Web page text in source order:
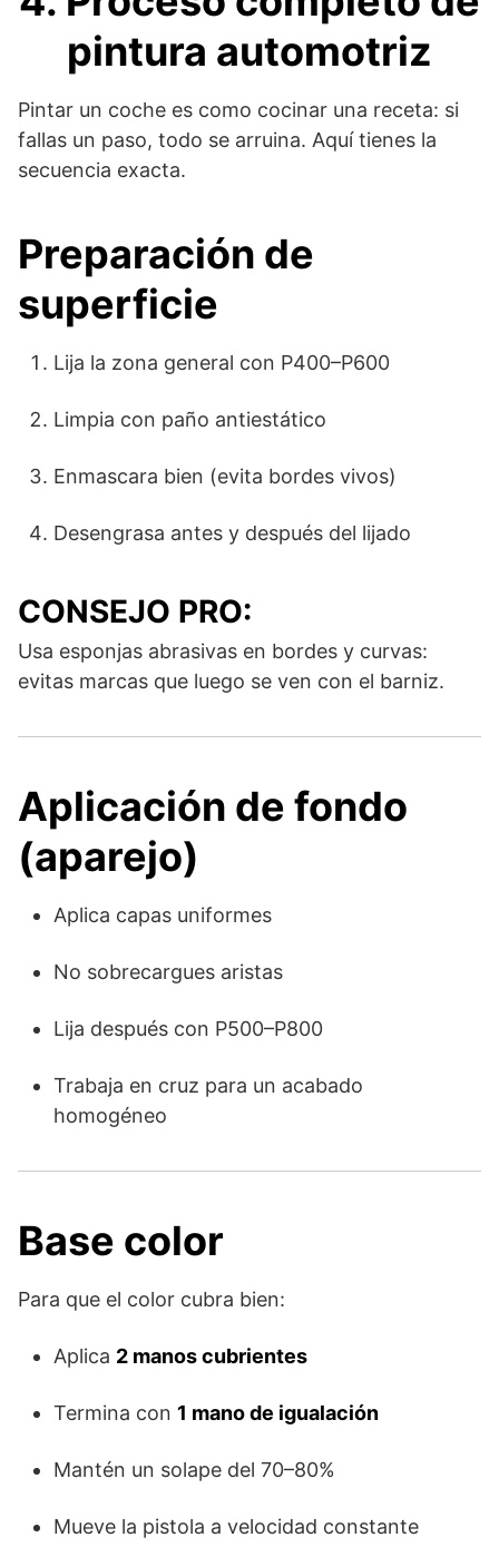
pintura automotriz
Pintar un coche es como cocinar una receta: si
fallas un paso, todo se arruina. Aquí tienes la
secuencia exacta.
Preparación de
superficie
Lija la zona general con P400–P600
Limpia con paño antiestático
Enmascara bien (evita bordes vivos)
Desengrasa antes y después del lijado
CONSEJO PRO:
Usa esponjas abrasivas en bordes y curvas:
evitas marcas que luego se ven con el barniz.
Aplicación de fondo
(aparejo)
Aplica capas uniformes
No sobrecargues aristas
Lija después con P500–P800
Trabaja en cruz para un acabado
homogéneo
Base color
Para que el color cubra bien:
Aplica 2 manos cubrientes
Termina con 1 mano de igualación
Mantén un solape del 70–80%
Mueve la pistola a velocidad constante